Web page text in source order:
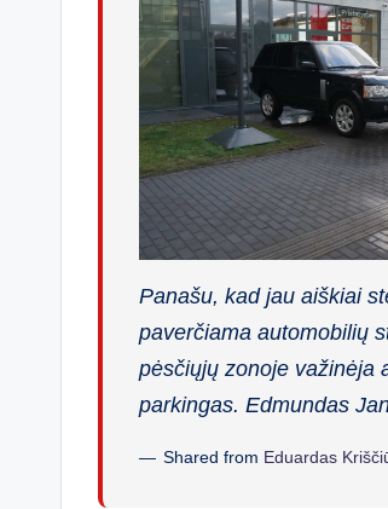
Panašu, kad jau aiškiai
paverčiama automobilių
pėsčiųjų zonoje važinėja
parkingas. Edmundas
Shared from Eduardas